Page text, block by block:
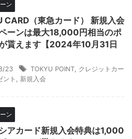
ン
CARD（東急カード） 新規入会
ーンは最大18,000円相当のポ
貰えます【2024年10月31日
23 TOKYU POINT クレジットカー
ント 新規入会
ン
アカード新規入会特典は1,000